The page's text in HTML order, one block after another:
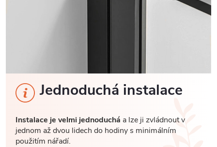
Jednoduchá instalace
Instalace je velmi jednoduchá a lze ji zvládnout v
jednom až dvou lidech do hodiny s minimálním
použitím nářadí.